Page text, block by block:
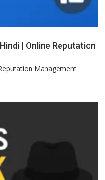
Hindi | Online Reputation
Management